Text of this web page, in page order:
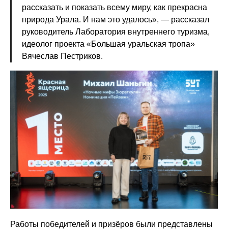
рассказать и показать всему миру, как прекрасна
природа Урала. И нам это удалось», — рассказал
руководитель Лаборатория внутреннего туризма,
идеолог проекта «Большая уральская тропа»
Вячеслав Пестриков.
Работы победителей и призёров были представлены